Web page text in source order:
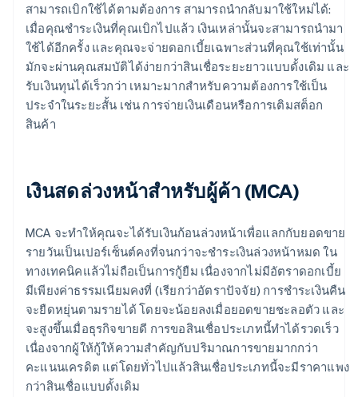
สามารถเบิกใช้ได้ตามต้องการ สามารถนำกลับมาใช้ใหม่ได้:
เมื่อคุณชำระเงินที่คุณเบิกไปแล้ว เงินเหล่านั้นจะสามารถนำมา
ใช้ได้อีกครั้ง และคุณจะจ่ายดอกเบี้ยเฉพาะส่วนที่คุณใช้เท่านั้น
มักจะผ่านคุณสมบัติได้ง่ายกว่าสินเชื่อระยะยาวแบบดั้งเดิม และ
รับเงินทุนได้เร็วกว่า เหมาะมากสำหรับความต้องการใช้เป็น
ประจำในระยะสั้น เช่น การจ่ายเงินเดือนหรือการเติมสต็อก
สินค้า
เงินสดล่วงหน้าสำหรับผู้ค้า (MCA)
MCA จะทำให้คุณจะได้รับเงินก้อนล่วงหน้าเพื่อแลกกับยอดขาย
รายวันเป็นเปอร์เซ็นต์คงที่จนกว่าจะชำระเงินล่วงหน้าหมด ใน
ทางเทคนิคแล้วไม่ถือเป็นการกู้ยืม เนื่องจากไม่มีอัตราดอกเบี้ย
มีเพียงค่าธรรมเนียมคงที่ (เรียกว่าอัตราปัจจัย) การชำระเงินคืน
จะยืดหยุ่นตามรายได้ โดยจะน้อยลงเมื่อยอดขายชะลอตัว และ
จะสูงขึ้นเมื่อธุรกิจขายดี การขอสินเชื่อประเภทนี้ทำได้รวดเร็ว
เนื่องจากผู้ให้กู้ให้ความสำคัญกับปริมาณการขายมากกว่า
คะแนนเครดิต แต่โดยทั่วไปแล้วสินเชื่อประเภทนี้จะมีราคาแพง
กว่าสินเชื่อแบบดั้งเดิม